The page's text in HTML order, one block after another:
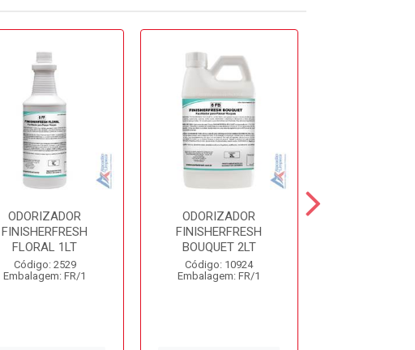
ODORIZADOR
FINISHERFRESH
FLORAL 1LT
Código: 2529
Embalagem: FR/1
ODORIZADOR
FINISHERFRESH
BOUQUET 2LT
Código: 10924
Embalagem: FR/1